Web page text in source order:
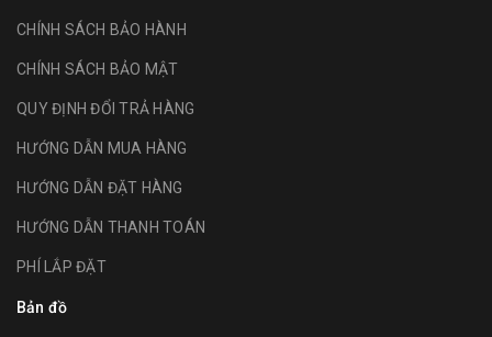
CHÍNH SÁCH BẢO HÀNH
CHÍNH SÁCH BẢO MẬT
QUY ĐỊNH ĐỔI TRẢ HÀNG
HƯỚNG DẪN MUA HÀNG
HƯỚNG DẪN ĐẶT HÀNG
HƯỚNG DẪN THANH TOÁN
PHÍ LẮP ĐẶT
Bản đồ